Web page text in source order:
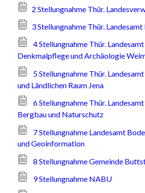
2 Stellungnahme Thür.
3 Stellungnahme Thür.
4 Stellungnahme Thür.
Denkmalpflege und Archäologie
5 Stellungnahme Thür.
und Ländlichen Raum Jena
6 Stellungnahme Thür.
Bergbau und Naturschutz
7 Stellungnahme Landesamt
und Geoinformation
8 Stellungnahme Gemeinde
9 Stellungnahme NABU